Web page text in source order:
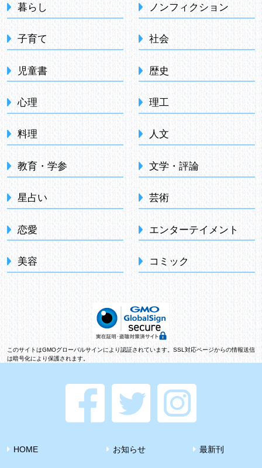
暮らし
子育て
児童書
心理
料理
教育・学参
星占い
恋愛
美容
ノンフィクション
社会
歴史
理工
人文
文学・評論
芸術
エンターテイメント
コミック
このサイトはGMOグローバルサインにより認証されています。SSL対応ページからの情報送信
は暗号化により保護されます。
HOME お知らせ 最新刊